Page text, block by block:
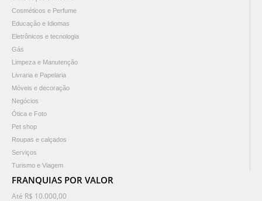
Cosméticos e Perfume
Educação e Idiomas
Eletrônicos e tecnologia
Gás
Limpeza e Manutenção
Livraria e Papelaria
Móveis e decoração
Negócios
Ótica e Foto
Pet shop
Roupas e calçados
Serviços
Turismo e Viagem
FRANQUIAS POR VALOR
Até R$ 10.000,00